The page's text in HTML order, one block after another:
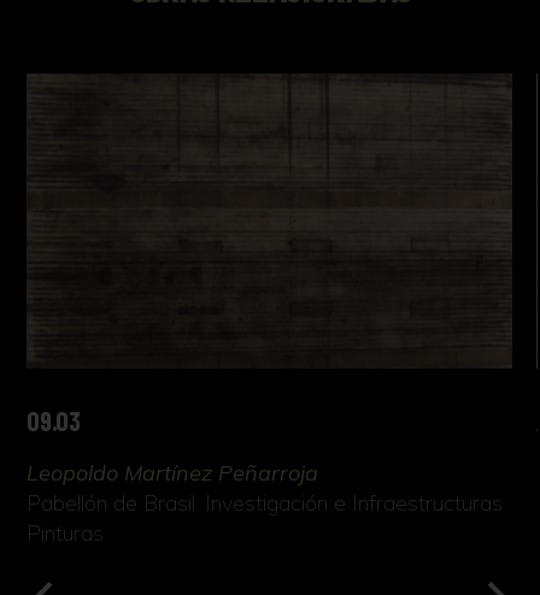
09.03
Leopoldo Martínez Peñarroja
Pabellón de Brasil. Investigación e Infraestructuras
Pinturas